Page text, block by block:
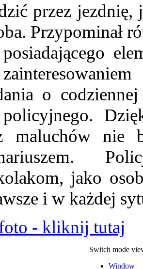
przez jezdnię,
Przypominał
o
policyjnego.
maluchów nie
jako
i w każdej
- kliknij tutaj
Switch mode
Window